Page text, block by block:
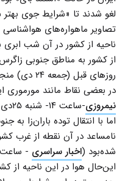
لغو شدند تا «شرایط جوی
تصاویر ماهواره‌های
ناحیه از کشور در آن شب
از کشور به مناطق جنوبی
روزهای
در بعضی نقاط مانند مورموری
نیمروزی-ساعت ۱۴- شنبه ۲۵دی شبکه ۱).
اما با انتقال توده باران‌زا
نامساعد در آن نقطه از غرب
شده‌بود (اخبار سراسری
این‌حال هوا در این ناحیه از